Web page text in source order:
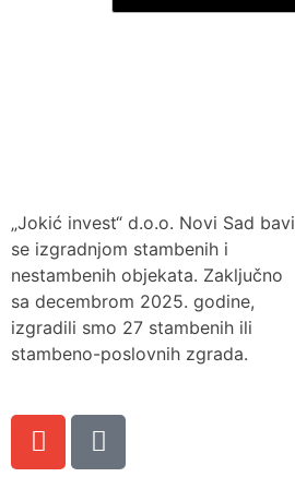
„Jokić invest“ d.o.o. Novi Sad bavi
se izgradnjom stambenih i
nestambenih objekata. Zaključno
sa decembrom 2025. godine,
izgradili smo 27 stambenih ili
stambeno-poslovnih zgrada.